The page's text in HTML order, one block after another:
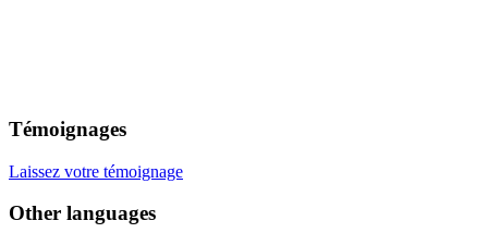
Témoignages
Laissez votre témoignage
Other languages